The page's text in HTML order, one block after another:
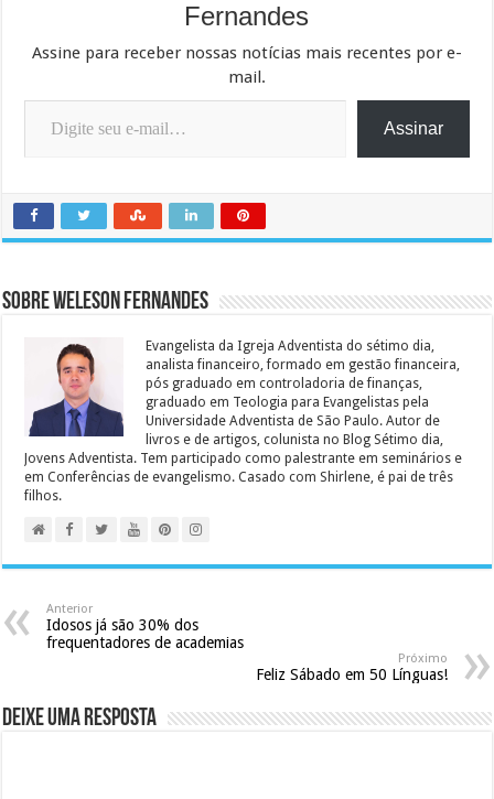
Fernandes
Assine para receber nossas notícias mais recentes por e-
mail.
Digite seu e-mail…
Assinar
Sobre Weleson Fernandes
Evangelista da Igreja Adventista do sétimo dia,
analista financeiro, formado em gestão financeira,
pós graduado em controladoria de finanças,
graduado em Teologia para Evangelistas pela
Universidade Adventista de São Paulo. Autor de
livros e de artigos, colunista no Blog Sétimo dia,
Jovens Adventista. Tem participado como palestrante em seminários e
em Conferências de evangelismo. Casado com Shirlene, é pai de três
filhos.
Anterior
Idosos já são 30% dos
frequentadores de academias
Próximo
Feliz Sábado em 50 Línguas!
Deixe uma resposta